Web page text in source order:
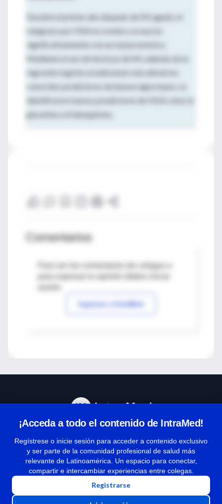
Durante el primer año después de MI agudo, el
reingreso por HDA es común y se asocia
significativamente con un mal pronóstico.
Mediante el uso de técnicas de ML además de la
regresión logística tradicional, más allá de los
conocidos predictores de hemorragia mayor, se
identificaron nuevos predictores de HDA como la
glucemia y el tabaquismo.
Comentarios
Para ver los comentarios de colegas o
Ingresar a IntraMed
¡Acceda a todo el contenido de IntraMed!
Regístrese o inicie sesión para acceder a contenido exclusivo
y ser parte de la comunidad profesional de salud más
relevante de Latinoamérica. Un espacio para conectar,
compartir e intercambiar experiencias entre colegas.
Registrarse
Términos y condiciones
| Políticas de privacidad
| Todos los derechos reservados | Copyright 1997-2026